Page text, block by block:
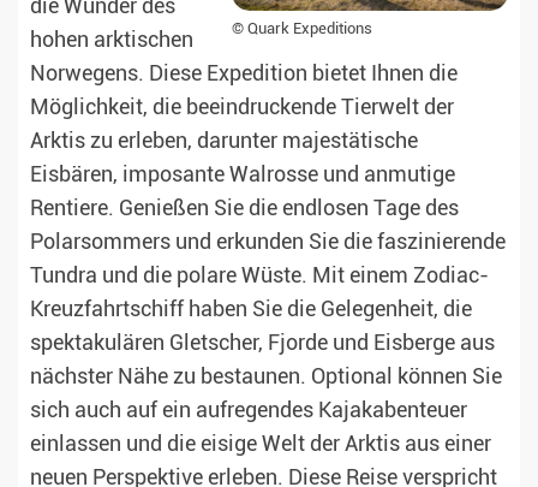
© Quark Expeditions
die Wunder des
hohen arktischen
Norwegens. Diese Expedition bietet Ihnen die
Möglichkeit, die beeindruckende Tierwelt der
Arktis zu erleben, darunter majestätische
Eisbären, imposante Walrosse und anmutige
Rentiere. Genießen Sie die endlosen Tage des
Polarsommers und erkunden Sie die faszinierende
Tundra und die polare Wüste. Mit einem Zodiac-
Kreuzfahrtschiff haben Sie die Gelegenheit, die
spektakulären Gletscher, Fjorde und Eisberge aus
nächster Nähe zu bestaunen. Optional können Sie
sich auch auf ein aufregendes Kajakabenteuer
einlassen und die eisige Welt der Arktis aus einer
neuen Perspektive erleben. Diese Reise verspricht